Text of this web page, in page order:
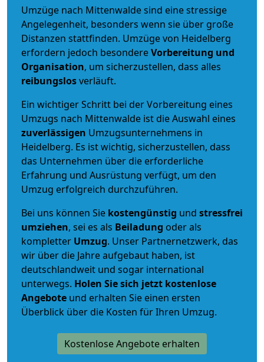
Umzüge nach Mittenwalde sind eine stressige
Angelegenheit, besonders wenn sie über große
Distanzen stattfinden. Umzüge von Heidelberg
erfordern jedoch besondereVorbereitung und
Organisation, um sicherzustellen, dass alles
reibungslosverläuft.
Ein wichtiger Schritt bei der Vorbereitung eines
Umzugs nach Mittenwalde ist die Auswahl eines
zuverlässigen Umzugsunternehmens in
Heidelberg. Es ist wichtig, sicherzustellen, dass
das Unternehmen über die erforderliche
Erfahrung und Ausrüstung verfügt, um den
Umzug erfolgreich durchzuführen.
Bei uns können Sie kostengünstig und stressfrei
umziehen, sei es als Beiladung oder als
kompletter Umzug. Unser Partnernetzwerk, das
wir über die Jahre aufgebaut haben, ist
deutschlandweit und sogar international
unterwegs. Holen Sie sich jetzt kostenlose
Angebote und erhalten Sie einen ersten
Überblick über die Kosten für Ihren Umzug.
Kostenlose Angebote erhalten